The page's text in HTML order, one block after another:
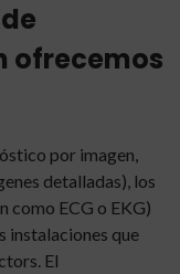
ofrecemos
por imagen,
detalladas), los
como ECG o EKG)
instalaciones que
El